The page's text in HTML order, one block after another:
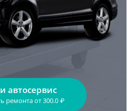
автосервис
ремонтаот300.0 ₽